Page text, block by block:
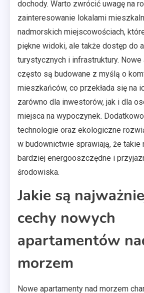
dochody. Warto zwrócić uwagę na
zainteresowanie lokalami
nadmorskich miejscowościach,
piękne widoki, ale także dostęp do
turystycznych i infrastruktury. Nowe
często są budowane z myślą o
mieszkańców, co przekłada się na
zarówno dla inwestorów, jak i dla
miejsca na wypoczynek.
technologie oraz ekologiczne
w budownictwie sprawiają, że takie
bardziej energooszczędne i
środowiska.
Jakie są
cechy nowych
apartamentów
morzem
Nowe apartamenty nad morzem